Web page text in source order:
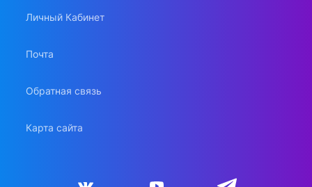
Личный Кабинет
Почта
Обратная связь
Карта сайта